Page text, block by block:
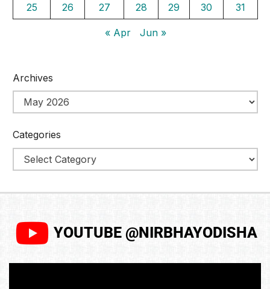
25
26 27 28 29 30 31
« Apr Jun »
Archives
Categories
YOUTUBE @NIRBHAYODISHA